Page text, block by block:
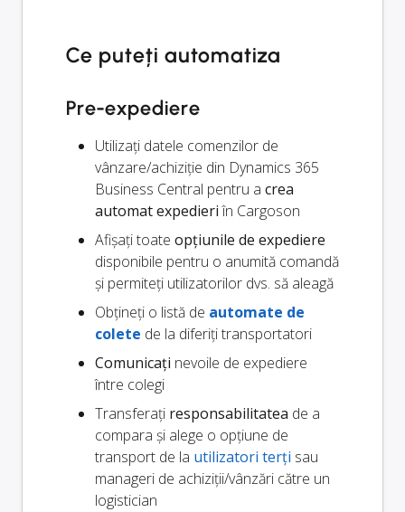
Ce puteți automatiza
Pre-expediere
Utilizați datele comenzilor de
vânzare/achiziție din Dynamics 365
Business Central pentru a crea
automat expedieriîn Cargoson
Afișați toate opțiunile de expediere
disponibile pentru o anumită comandă
și permiteți utilizatorilor dvs. să aleagă
Obțineți o listă de automate de
colete de la diferiți transportatori
Comunicați nevoile de expediere
între colegi
Transferați responsabilitatea de a
compara și alege o opțiune de
transport de la utilizatori terți sau
manageri de achiziții/vânzări către un
logistician